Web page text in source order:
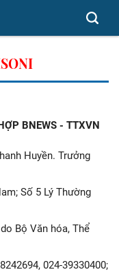
BNEWS - TTXVN
Huyền. Trưởng
Số 5 Lý Thường
Bộ Văn hóa, Thể
024-39330400;